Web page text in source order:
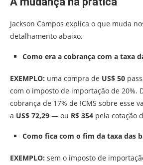
Jackson Campos explica o que muda
detalhamento abaixo.
Como era a cobrança com a taxa
EXEMPLO: uma compra de US$ 50
com o imposto de importação de 20%.
cobrança de 17% de ICMS sobre esse
a US$ 72,29 — ou R$ 354 pela cotação
Como fica com o fim da taxa das
EXEMPLO: sem o imposto de